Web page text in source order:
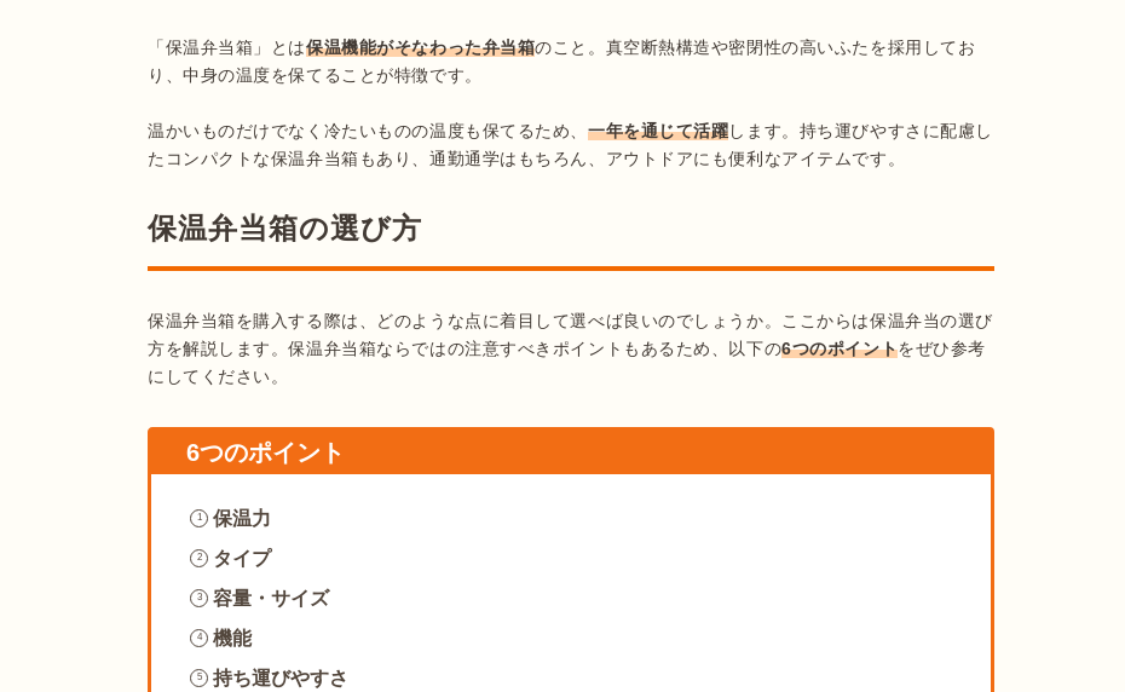
「保温弁当箱」とは保温機能がそなわった弁当箱のこと。真空断熱構造や密閉性の高いふたを採用してお
り、中身の温度を保てることが特徴です。
温かいものだけでなく冷たいものの温度も保てるため、 一年を通じて活躍します。持ち運びやすさに配慮し
たコンパクトな保温弁当箱もあり、通勤通学はもちろん、アウトドアにも便利なアイテムです。
保温弁当箱の選び方
保温弁当箱を購入する際は、どのような点に着目して選べば良いのでしょうか。ここからは保温弁当の選び
方を解説します。保温弁当箱ならではの注意すべきポイントもあるため、以下の6つのポイントをぜひ参考
にしてください。
6つのポイント
1 保温力
2 タイプ
3 容量・サイズ
4 機能
5 持ち運びやすさ